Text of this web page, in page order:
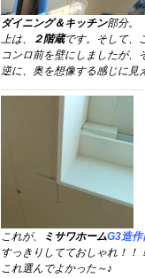
ダイニング＆キッチン部分。
上は、
２階蔵です。そして、
コンロ前を壁にしましたが、
逆に、奥を想像する感じに見
これが、 ミサワホームG3造作
すっきりしてておしゃれ！！
これ選んでよかった～♪